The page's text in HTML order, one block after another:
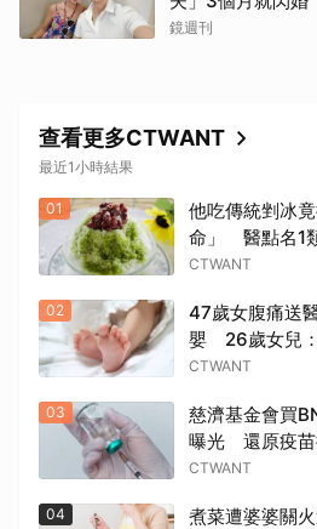
鏡週刊
查看更多CTWANT
最近1小時結果
01
他吃傳統剉冰
命」 醫點名1
CTWANT
02
47歲女腹痛送
嬰 26歲女兒
CTWANT
03
慈濟基金會買
曝光 還原疫苗
CTWANT
04
煮菜遭婆婆關